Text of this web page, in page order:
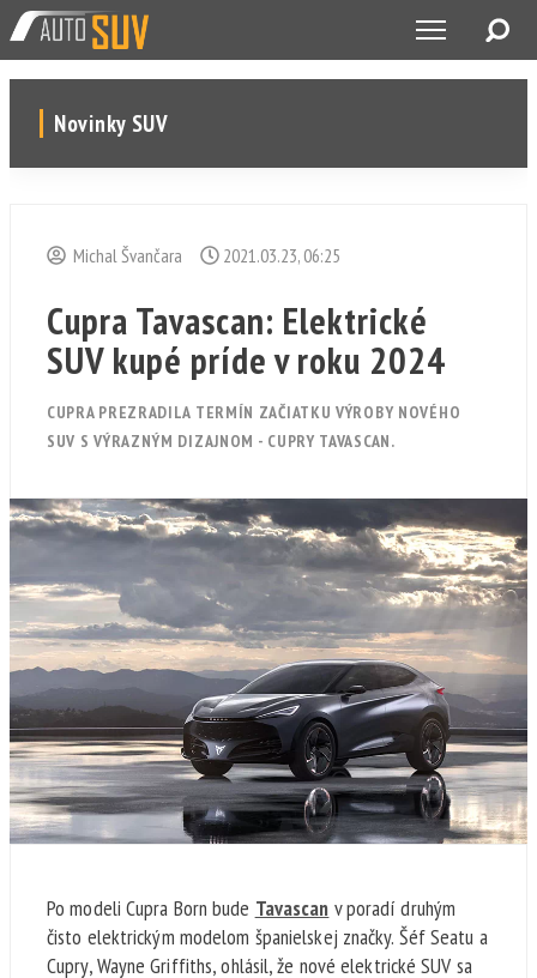
Novinky SUV
Michal Švančara 2021.03.23, 06:25
Cupra Tavascan: Elektrické
SUV kupé príde v roku 2024
CUPRA PREZRADILA TERMÍN ZAČIATKU VÝROBY NOVÉHO
SUV S VÝRAZNÝM DIZAJNOM - CUPRY TAVASCAN.
Po modeli Cupra Born bude Tavascan v poradí druhým
čisto elektrickým modelom španielskej značky. Šéf Seatu a
Cupry, Wayne Griffiths, ohlásil, že nové elektrické SUV sa